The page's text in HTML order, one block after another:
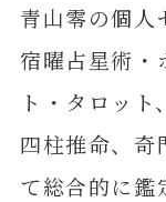
青山零の個人
宿曜占星術・
ト・タロット、
四柱推命、奇
て総合的に鑑